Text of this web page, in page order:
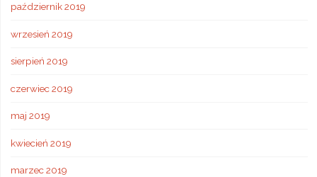
październik 2019
wrzesień 2019
sierpień 2019
czerwiec 2019
maj 2019
kwiecień 2019
marzec 2019